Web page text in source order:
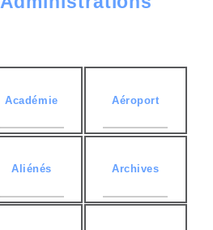
Académie Aéroport
Aliénés Archives